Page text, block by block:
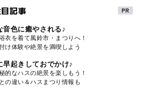
記事
音色に癒やされる♪
衣を着て風鈴市・まつりへ！
け体験や絶景を満喫しよう
早起きしておでかけ♪
的なハスの絶景を楽しもう！
の違い＆ハスまつり情報も